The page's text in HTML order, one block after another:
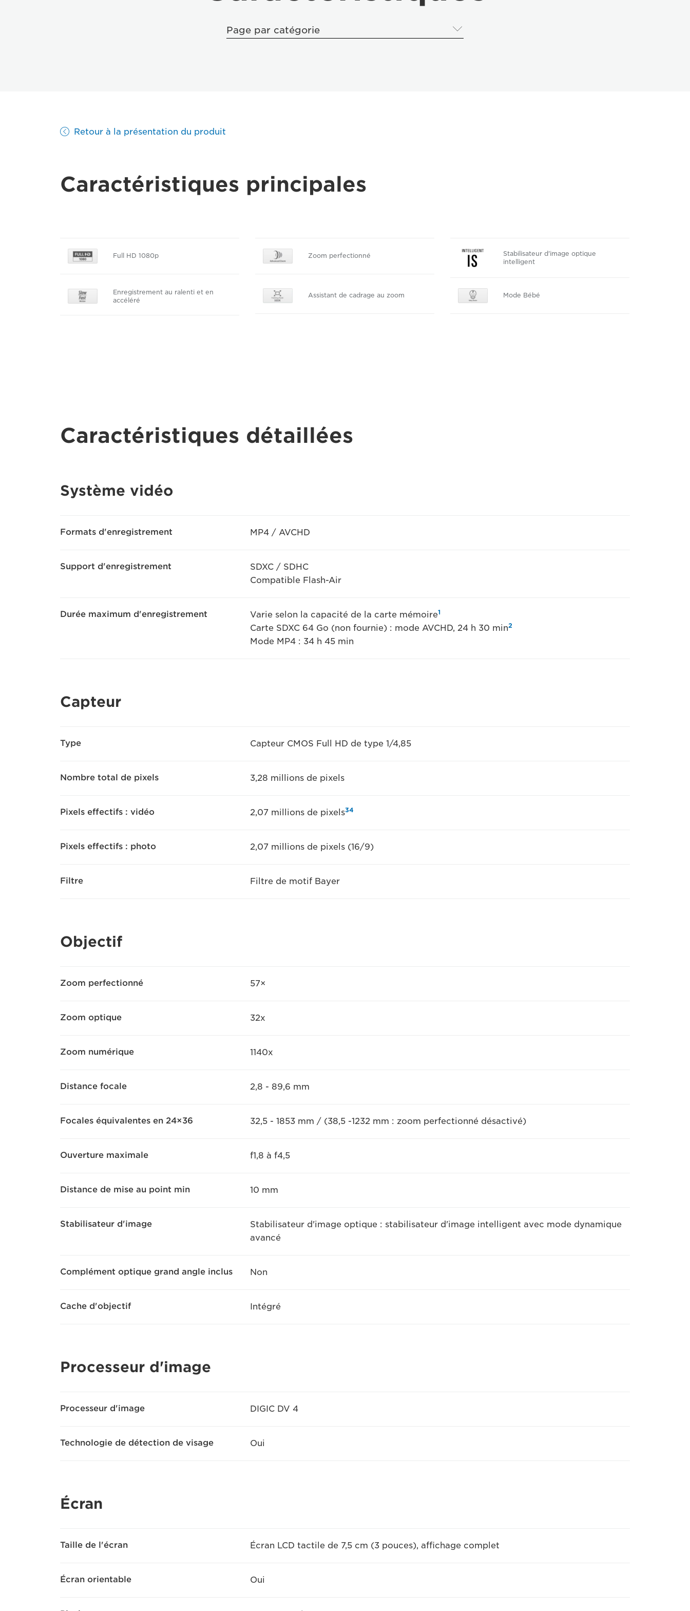
Page par catégorie
Retour à la présentation du produit
Caractéristiques principales
Full HD 1080p Zoom perfectionné
Stabilisateur d'image optique
intelligent
Enregistrement au ralenti et en
accéléré
Assistant de cadrage au zoom Mode Bébé
Caractéristiques détaillées
Système vidéo
Formats d'enregistrement MP4 / AVCHD
Support d'enregistrement
SDXC / SDHC
Compatible Flash-Air
Durée maximum d'enregistrement Varie selon la capacité de la carte mémoire1
Carte SDXC 64 Go (non fournie) : mode AVCHD, 24 h 30 min2
Mode MP4 : 34 h 45 min
Capteur
Type Capteur CMOS Full HD de type 1/4,85
Nombre total de pixels 3,28 millions de pixels
Pixels effectifs : vidéo 2,07 millions de pixels34
Pixels effectifs : photo 2,07 millions de pixels (16/9)
Filtre Filtre de motif Bayer
Objectif
Zoom perfectionné 57×
Zoom optique 32x
Zoom numérique 1140x
Distance focale 2,8 - 89,6 mm
Focales équivalentes en 24×36 32,5 - 1853 mm / (38,5 -1232 mm : zoom perfectionné désactivé)
Ouverture maximale f1,8 à f4,5
Distance de mise au point min 10 mm
Stabilisateur d'image
Stabilisateur d'image optique : stabilisateur d'image intelligent avec mode dynamique
avancé
Complément optique grand angle inclus Non
Cache d'objectif Intégré
Processeur d'image
Processeur d'image DIGIC DV 4
Technologie de détection de visage Oui
Écran
Taille de l'écran Écran LCD tactile de 7,5 cm (3 pouces), affichage complet
Écran orientable Oui